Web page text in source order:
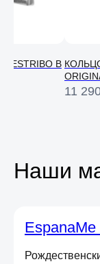
ESTRIBO В
11
Наши
EspanaMe
и получите
на первый